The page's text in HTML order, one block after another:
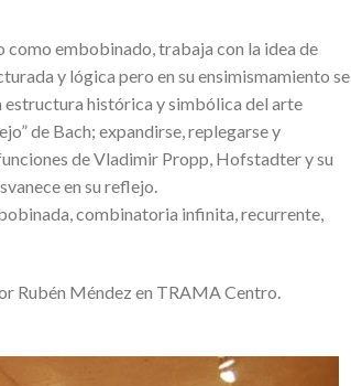
como embobinado, trabaja con la idea de
y lógica pero en su ensimismamiento se
estructura histórica y simbólica del arte
de Bach; expandirse, replegarse y
de Vladimir Propp, Hofstadter y su
en su reflejo.
combinatoria infinita, recurrente,
Rubén Méndez en TRAMA Centro.